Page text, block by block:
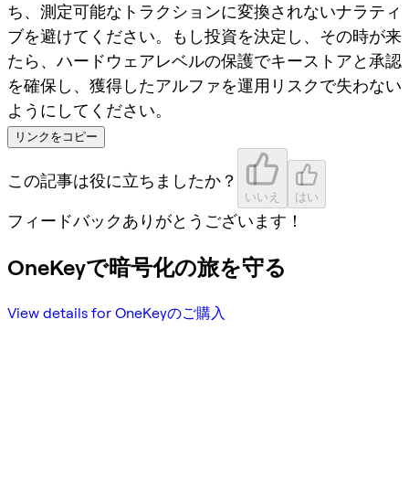
ち、測定可能なトラクションに変換されないナラティ
ブを避けてください。もし投資を決定し、その時が来
たら、ハードウェアレベルの保護でキーストアと承認
を確保し、獲得したアルファを運用リスクで失わない
ようにしてください。
リンクをコピー
この記事は役に立ちましたか？
いいえ はい
フィードバックありがとうございます！
OneKeyで暗号化の旅を守る
View details for OneKeyのご購入